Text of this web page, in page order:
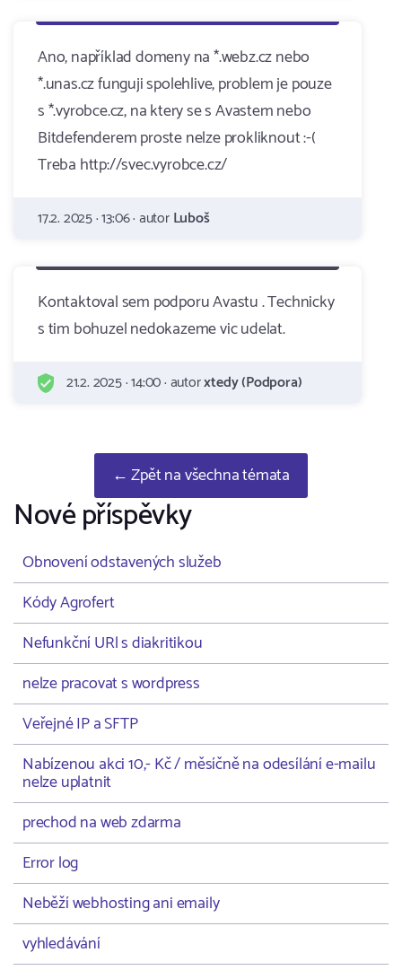
Ano, například domeny na *.webz.cz nebo
*.unas.cz funguji spolehlive, problem je pouze
s *.vyrobce.cz, na ktery se s Avastem nebo
Bitdefenderem proste nelze prokliknout :-(
Treba http://svec.vyrobce.cz/
17.2. 2025 · 13:06 · autorLuboš
Kontaktoval sem podporu Avastu . Technicky
s tim bohuzel nedokazeme vic udelat.
21.2. 2025 · 14:00 · autorxtedy (Podpora)
← Zpět na všechna témata
Nové příspěvky
Obnovení odstavených služeb
Kódy Agrofert
Nefunkční URl s diakritikou
nelze pracovat s wordpress
Veřejné IP a SFTP
Nabízenou akci 10,- Kč / měsíčně na odesílání e-mailu
nelze uplatnit
prechod na web zdarma
Error log
Neběží webhosting ani emaily
vyhledávání